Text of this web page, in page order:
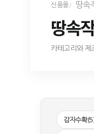
신품몰 땅속
땅속
카테고리와 제
감자수확